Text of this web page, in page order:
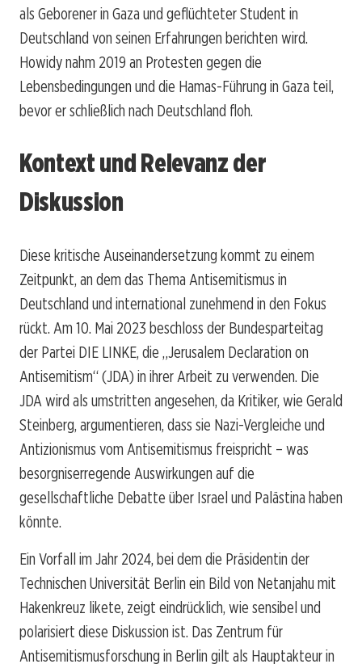
als Geborener in Gaza und geflüchteter Student in
Deutschland von seinen Erfahrungen berichten wird.
Howidy nahm 2019 an Protesten gegen die
Lebensbedingungen und die Hamas-Führung in Gaza teil,
bevor er schließlich nach Deutschland floh.
Kontext und Relevanz der
Diskussion
Diese kritische Auseinandersetzung kommt zu einem
Zeitpunkt, an dem das Thema Antisemitismus in
Deutschland und international zunehmend in den Fokus
rückt. Am 10. Mai 2023 beschloss der Bundesparteitag
der Partei DIE LINKE, die „Jerusalem Declaration on
Antisemitism“ (JDA) in ihrer Arbeit zu verwenden. Die
JDA wird als umstritten angesehen, da Kritiker, wie Gerald
Steinberg, argumentieren, dass sie Nazi-Vergleiche und
Antizionismus vom Antisemitismus freispricht – was
besorgniserregende Auswirkungen auf die
gesellschaftliche Debatte über Israel und Palästina haben
könnte.
Ein Vorfall im Jahr 2024, bei dem die Präsidentin der
Technischen Universität Berlin ein Bild von Netanjahu mit
Hakenkreuz likete, zeigt eindrücklich, wie sensibel und
polarisiert diese Diskussion ist. Das Zentrum für
Antisemitismusforschung in Berlin gilt als Hauptakteur in